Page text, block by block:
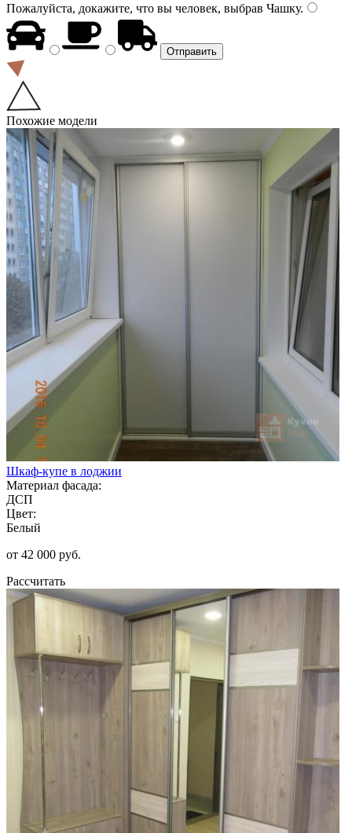
Пожалуйста, докажите, что вы человек, выбрав Чашку.
Похожие модели
Шкаф-купе в лоджии
Материал фасада:
ДСП
Цвет:
Белый
от 42 000 руб.
Рассчитать